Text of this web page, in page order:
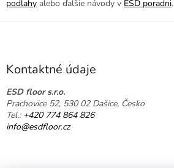
podlahy alebo ďalšie návody v ESD poradni.
Z
Kontaktné údaje
ESD floor s.r.o.
Prachovice 52, 530 02 Dašice, Česko
Tel.: +420 774 864 826
info@esdfloor.cz